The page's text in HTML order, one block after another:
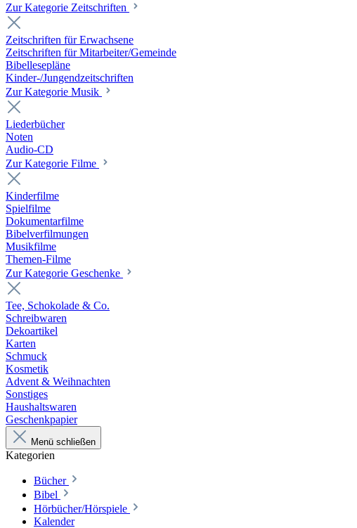
Zur Kategorie Zeitschriften
Zeitschriften für Erwachsene
Zeitschriften für Mitarbeiter/Gemeinde
Bibellesepläne
Kinder-/Jungendzeitschriften
Zur Kategorie Musik
Liederbücher
Noten
Audio-CD
Zur Kategorie Filme
Kinderfilme
Spielfilme
Dokumentarfilme
Bibelverfilmungen
Musikfilme
Themen-Filme
Zur Kategorie Geschenke
Tee, Schokolade & Co.
Schreibwaren
Dekoartikel
Karten
Schmuck
Kosmetik
Advent & Weihnachten
Sonstiges
Haushaltswaren
Geschenkpapier
Menü schließen
Kategorien
Bücher
Bibel
Hörbücher/Hörspiele
Kalender